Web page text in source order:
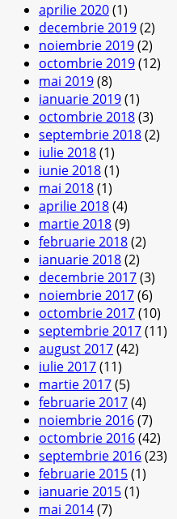
aprilie 2020(1)
decembrie 2019(2)
noiembrie 2019(2)
octombrie 2019(12)
mai 2019(8)
ianuarie 2019(1)
octombrie 2018(3)
septembrie 2018(2)
iulie 2018(1)
iunie 2018(1)
mai 2018(1)
aprilie 2018(4)
martie 2018(9)
februarie 2018(2)
ianuarie 2018(2)
decembrie 2017(3)
noiembrie 2017(6)
octombrie 2017(10)
septembrie 2017(11)
august 2017(42)
iulie 2017(11)
martie 2017(5)
februarie 2017(4)
noiembrie 2016(7)
octombrie 2016(42)
septembrie 2016(23)
februarie 2015(1)
ianuarie 2015(1)
mai 2014(7)